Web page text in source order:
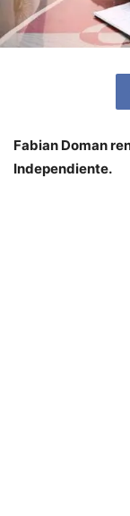
Fabian Doman
Independiente.